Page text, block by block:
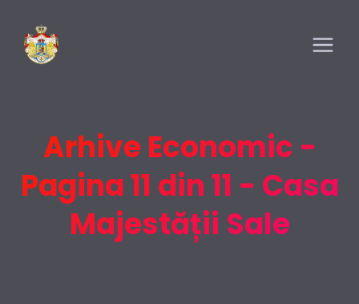
Arhive Economic -
Pagina 11 din 11 - Casa
Majestății Sale